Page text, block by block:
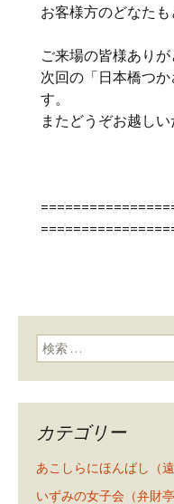
お客様方のどなたも
ご来場の皆様ありが
次回の「日本橋つ
す。
またどうぞお越しい
検索:
カテゴリー
あこしらにほんばし（
いずみの女子会（弁財亭